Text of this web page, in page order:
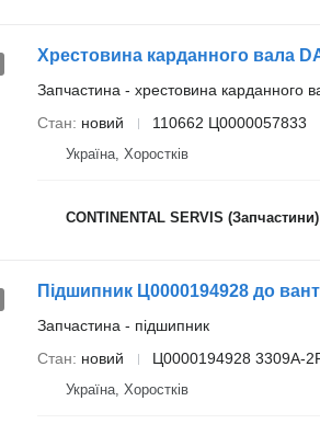
Хрестовина карданного вала
Запчастина - хрестовина карданного
Стан
новий 110662 Ц0000057833
Україна, Хоростків
CONTINENTAL SERVIS (Запчастини)
Підшипник Ц0000194928 до
Запчастина - підшипник
Стан
новий Ц0000194928 3309A-
Україна, Хоростків